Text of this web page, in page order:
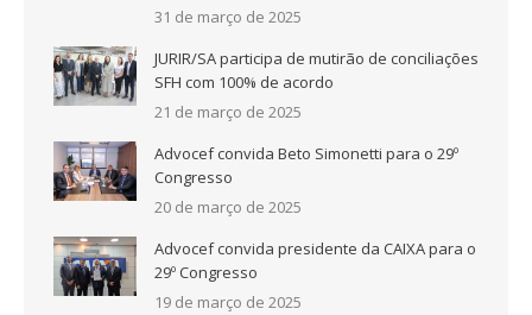
31 de março de 2025
JURIR/SA participa de mutirão de conciliações
SFH com 100% de acordo
21 de março de 2025
Advocef convida Beto Simonetti para o 29º
Congresso
20 de março de 2025
Advocef convida presidente da CAIXA para o
29º Congresso
19 de março de 2025